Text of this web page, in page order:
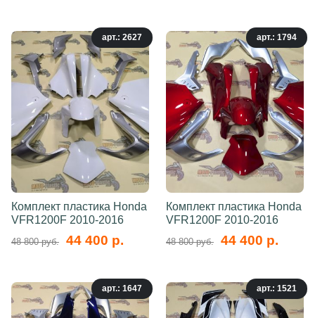
арт.: 2627
Комплект пластика Honda
VFR1200F 2010-2016
48 800 руб. 44 400 р.
арт.: 1794
Комплект пластика Honda
VFR1200F 2010-2016
48 800 руб. 44 400 р.
арт.: 1647 арт.: 1521